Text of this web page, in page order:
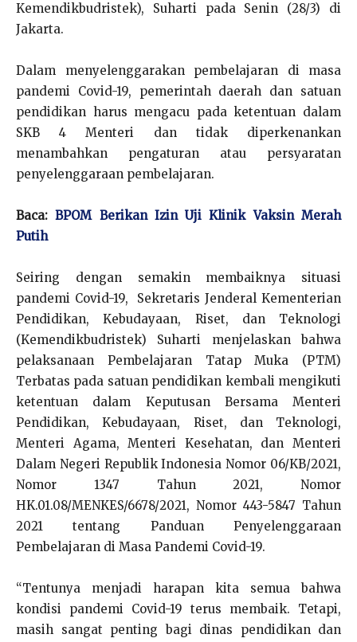
Kemendikbudristek), Suharti pada Senin (28/3) di
Jakarta.
Dalam menyelenggarakan pembelajaran di masa
pandemi Covid-19, pemerintah daerah dan satuan
pendidikan harus mengacu pada ketentuan dalam
SKB 4 Menteri dan tidak diperkenankan
menambahkan pengaturan atau persyaratan
penyelenggaraan pembelajaran.
Baca:BPOM Berikan Izin Uji Klinik Vaksin Merah
Putih
Seiring dengan semakin membaiknya situasi
pandemi Covid-19, Sekretaris Jenderal Kementerian
Pendidikan, Kebudayaan, Riset, dan Teknologi
(Kemendikbudristek) Suharti menjelaskan bahwa
pelaksanaan Pembelajaran Tatap Muka (PTM)
Terbatas pada satuan pendidikan kembali mengikuti
ketentuan dalam Keputusan Bersama Menteri
Pendidikan, Kebudayaan, Riset, dan Teknologi,
Menteri Agama, Menteri Kesehatan, dan Menteri
Dalam Negeri Republik Indonesia Nomor 06/KB/2021,
Nomor 1347 Tahun 2021, Nomor
HK.01.08/MENKES/6678/2021, Nomor 443-5847 Tahun
2021 tentang Panduan Penyelenggaraan
Pembelajaran di Masa Pandemi Covid-19.
“Tentunya menjadi harapan kita semua bahwa
kondisi pandemi Covid-19 terus membaik. Tetapi,
masih sangat penting bagi dinas pendidikan dan